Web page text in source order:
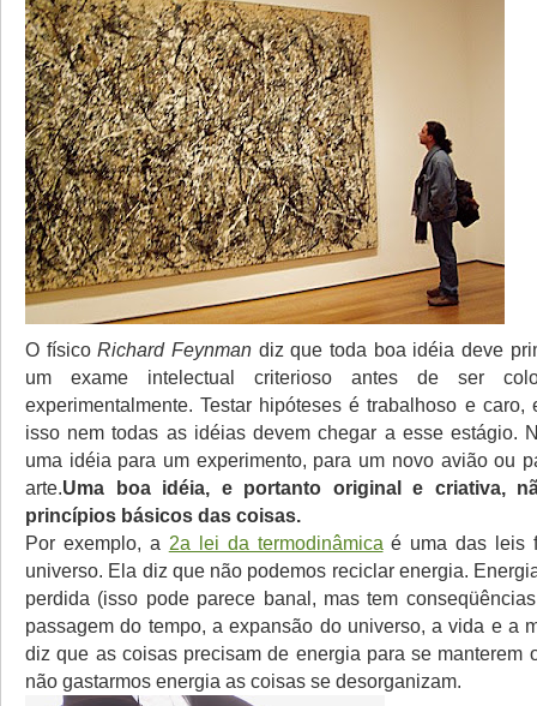
O físicoRichard Feynman diz que toda boa idéia deve
um exame intelectual criterioso antes de ser
experimentalmente. Testar hipóteses é trabalhoso e caro,
isso nem todas as idéias devem chegar a esse estágio.
uma idéia para um experimento, para um novo avião ou
arte.Uma boa idéia, e portanto original e criativa,
princípios básicos das coisas.
Por exemplo, a 2a lei da termodinâmica é uma das leis
universo. Ela diz que não podemos reciclar energia.
perdida (isso pode parece banal, mas tem
passagem do tempo, a expansão do universo, a vida e a
diz que as coisas precisam de energia para se manterem
não gastarmos energia as coisas se desorganizam.